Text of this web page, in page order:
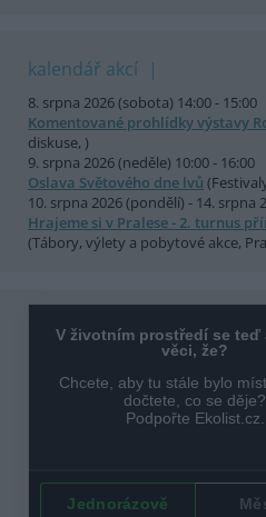
kalendář akcí
8. srpna 2026 (sobota) 14:00 - 15:00
Komentované prohlídky výstavy
diskuse, )
9. srpna 2026 (neděle) 10:00 - 16:00
Oslava Světového dne lvů
10. srpna 2026 (pondělí) - 14. srpna
Hrajeme si v Pralese - 2. turnus
(Tábory, výlety a pobytové akce,